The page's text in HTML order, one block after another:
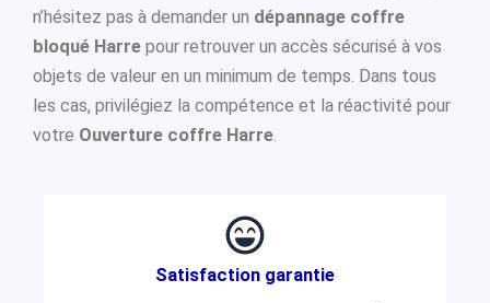
n’hésitez pas à demander un dépannage coffre
bloqué Harre pour retrouver un accès sécurisé à vos
objets de valeur en un minimum de temps. Dans tous
les cas, privilégiez la compétence et la réactivité pour
votre Ouverture coffre Harre.
Satisfaction garantie